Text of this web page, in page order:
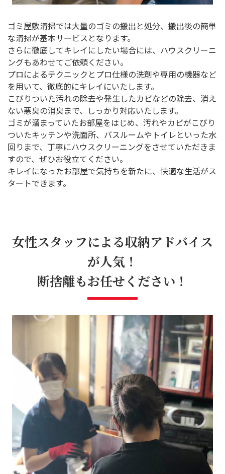
ゴミ屋敷清掃では大量のゴミの搬出と処分、搬出後の簡単
な清掃が基本サービスとなります。
さらに徹底してキレイにしたい場合には、ハウスクリーニ
ングもあわせてご依頼ください。
プロによるテクニックとプロ仕様の洗剤や専用の機器など
を用いて、徹底的にキレイにいたします。
こびりついた汚れの除去や発生したカビなどの除去、消え
ない悪臭の消臭まで、しっかり対応いたします。
ゴミが溜まっていたお部屋をはじめ、汚れやカビがこびり
ついたキッチンや洗面所、バスルームやトイレといった水
回りまで、丁寧にハウスクリーニングをさせていただきま
すので、ぜひお役立てください。
キレイになったお部屋で気持ちを新たに、快適な生活がス
タートできます。
女性スタッフによる収納アドバイス
が人気！
断捨離もお任せください！